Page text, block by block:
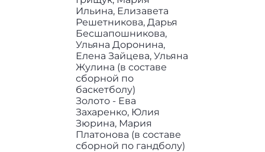
Ильина, Елизавета
Решетникова, Дарья
Бесшапошникова,
Ульяна Доронина,
Елена Зайцева, Ульяна
Жулина (в составе
сборной по
баскетболу)
Золото - Ева
Захаренко, Юлия
Зюрина, Мария
Платонова (в составе
сборной по гандболу)